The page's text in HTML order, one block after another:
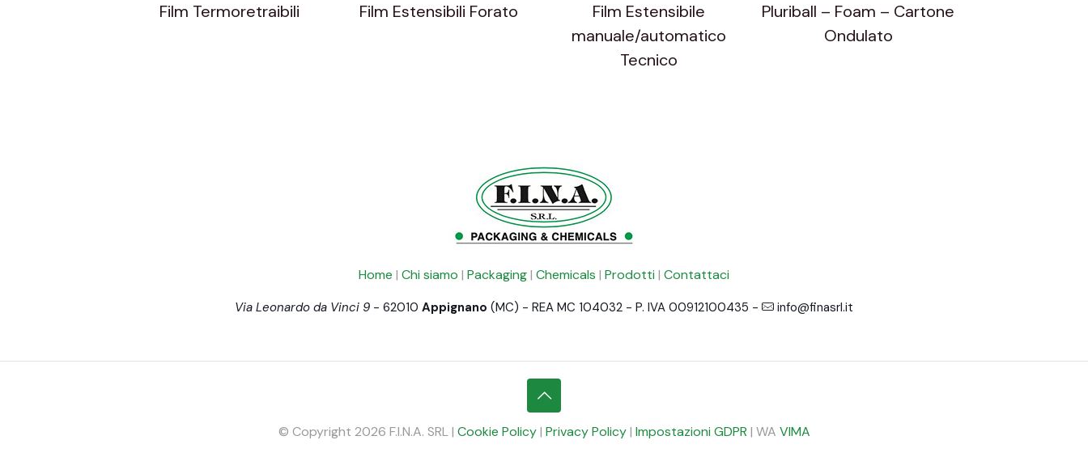
Film Termoretraibili Film Estensibili Forato
Film Estensibile
manuale/automatico
Tecnico
Pluriball – Foam – Cartone
Ondulato
Home | Chi siamo | Packaging| Chemicals | Prodotti | Contattaci
Via Leonardo da Vinci 9 - 62010 Appignano (MC) - REA MC 104032 - P. IVA 00912100435 - info@finasrl.it
© Copyright 2026 F.I.N.A. SRL | Cookie Policy| Privacy Policy| Impostazioni GDPR | WA VIMA